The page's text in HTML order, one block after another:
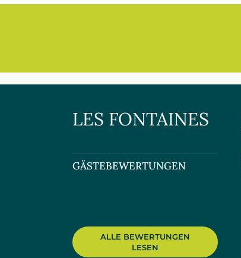
LES FONTAINES
GÄSTEBEWERTUNGEN
ALLE BEWERTUNGEN
LESEN